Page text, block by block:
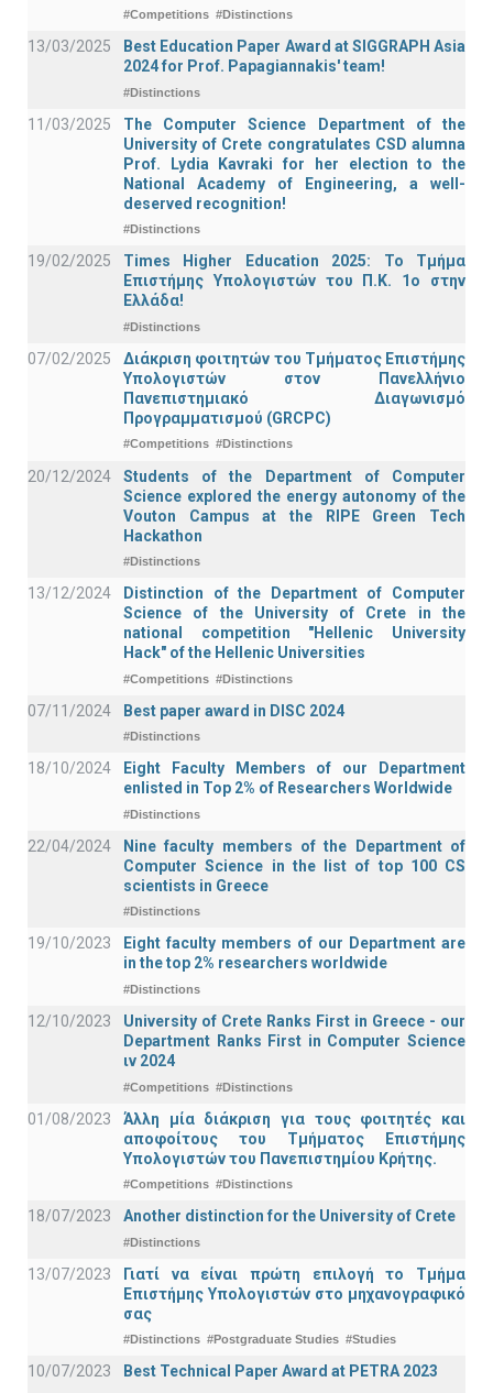
#Competitions #Distinctions
13/03/2025
Best Education Paper Award at SIGGRAPH Asia
2024 for Prof. Papagiannakis' team!
#Distinctions
11/03/2025
The Computer Science Department of the
University of Crete congratulates CSD alumna
Prof. Lydia Kavraki for her election to the
National Academy of Engineering, a well-
deserved recognition!
#Distinctions
19/02/2025
Times Higher Education 2025: Το Τμήμα
Επιστήμης Υπολογιστών του Π.Κ. 1ο στην
Ελλάδα!
#Distinctions
07/02/2025
Διάκριση φοιτητών του Τμήματος Επιστήμης
Υπολογιστών στον Πανελλήνιο
Πανεπιστημιακό Διαγωνισμό
Προγραμματισμού (GRCPC)
#Competitions #Distinctions
20/12/2024
Students of the Department of Computer
Science explored the energy autonomy of the
Vouton Campus at the RIPE Green Tech
Hackathon
#Distinctions
13/12/2024
Distinction of the Department of Computer
Science of the University of Crete in the
national competition "Hellenic University
Hack" of the Hellenic Universities
#Competitions #Distinctions
07/11/2024 Best paper award in DISC 2024
#Distinctions
18/10/2024
Eight Faculty Members of our Department
enlisted in Top 2% of Researchers Worldwide
#Distinctions
22/04/2024
Nine faculty members of the Department of
Computer Science in the list of top 100 CS
scientists in Greece
#Distinctions
19/10/2023
Eight faculty members of our Department are
in the top 2% researchers worldwide
#Distinctions
12/10/2023
University of Crete Ranks First in Greece - our
Department Ranks First in Computer Science
ιν 2024
#Competitions #Distinctions
01/08/2023
Άλλη μία διάκριση για τους φοιτητές και
αποφοίτους του Τμήματος Επιστήμης
Υπολογιστών του Πανεπιστημίου Κρήτης.
#Competitions #Distinctions
18/07/2023 Another distinction for the University of Crete
#Distinctions
13/07/2023
Γιατί να είναι πρώτη επιλογή το Τμήμα
Επιστήμης Υπολογιστών στο μηχανογραφικό
σας
#Distinctions #Postgraduate Studies #Studies
10/07/2023 Best Technical Paper Award at PETRA 2023